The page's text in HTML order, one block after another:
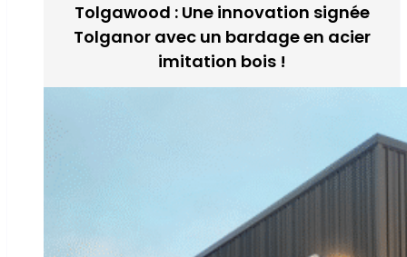
Tolgawood : Une innovation signée
Tolganor avec un bardage en acier
imitation bois !